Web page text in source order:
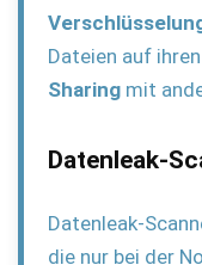
Dateien auf
Sharing mit
Datenleak-
Datenleak-
die nur bei der